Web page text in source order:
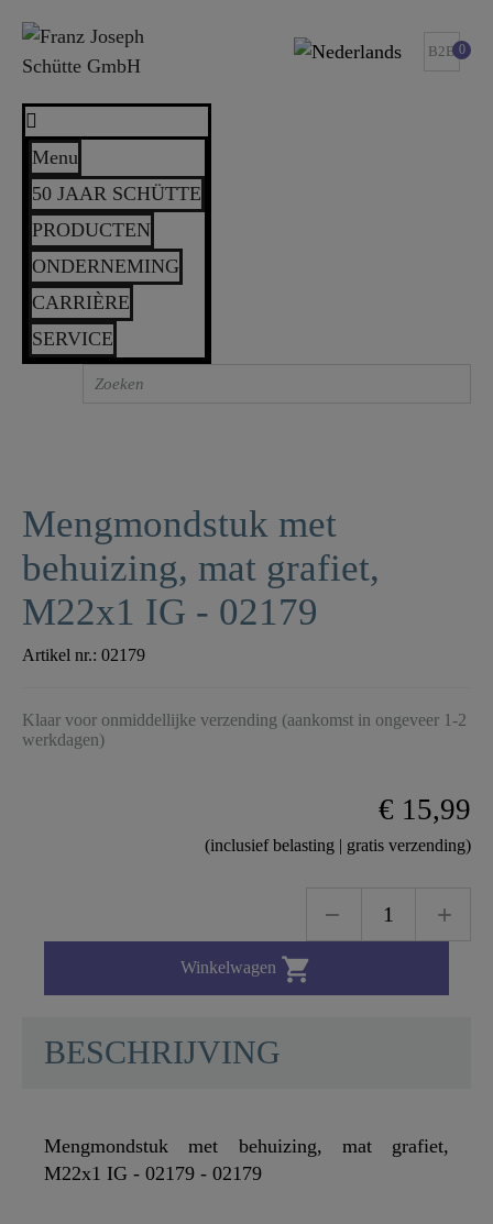
B2B 0
Menu
50 JAAR SCHÜTTE
PRODUCTEN
ONDERNEMING
CARRIÈRE
SERVICE
Mengmondstuk met
behuizing, mat grafiet,
M22x1 IG - 02179
Artikel nr.: 02179
Klaar voor onmiddellijke verzending (aankomst in ongeveer 1-2
werkdagen)
€ 15,99
(inclusief belasting | gratis verzending)
Winkelwagen 
BESCHRIJVING
Mengmondstuk met behuizing, mat grafiet,
M22x1 IG - 02179 - 02179